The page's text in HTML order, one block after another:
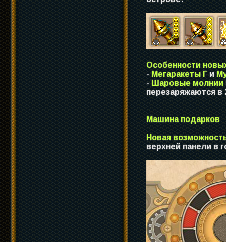
Особенности
- Мегаракеты Ги
- Шаровые молнии
перезаряжаются в
Машина подарков
Новая
верхней панели в